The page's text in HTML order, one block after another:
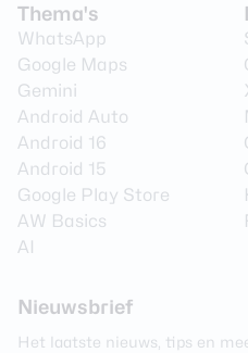
Thema's
WhatsApp
Google Maps
Gemini
Android Auto
Android 16
Android 15
Google Play Store
AW Basics
AI
Nieuwsbrief
Het laatste nieuws, tips en